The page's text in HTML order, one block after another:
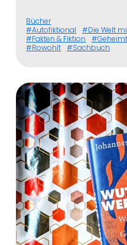
Bücher
Autofiktional
Die Welt
Fakten & Fiktion
Rowohlt
Sachbuch